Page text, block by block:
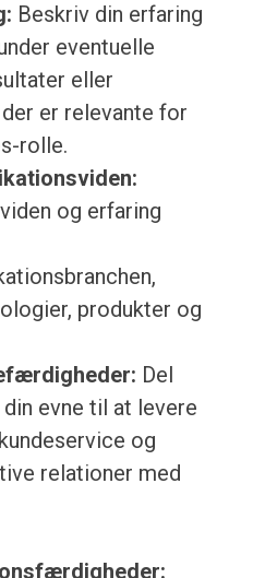
Beskriv din erfaring
eventuelle
eller
er relevante for
rolle.
og erfaring
produkter og
Del
evne til at levere
og
relationer med